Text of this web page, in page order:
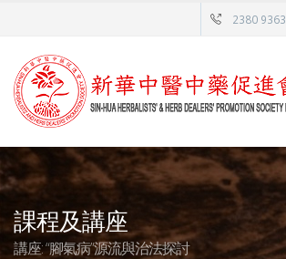
2380 9363
課程及講座
講座: “腳氣病”源流與治法探討